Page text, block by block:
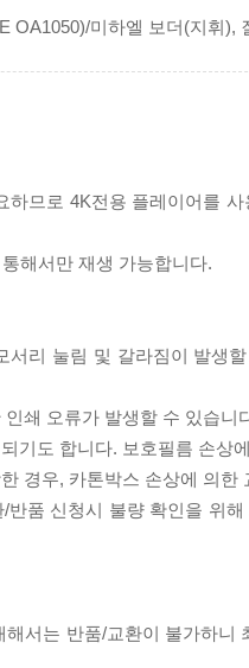
OA1050)/미하엘 보더(지휘),
므로 4K전용 플레이어를
해서만 재생 가능합니다.
리 눌림 및 갈라짐이 발생
쇄 오류가 발생할 수 있습니
기도 합니다. 보호필름 손상
경우, 카톤박스 손상에 의한
품 신청시 불량 확인을 위
서는 반품/교환이 불가하